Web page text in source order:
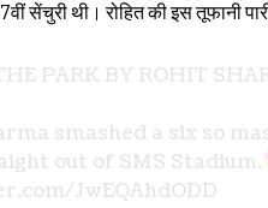
सेंचुरी थी। रोहित की इस तूफानी
PARK BY ROHIT
smashed a six so
out of SMS Stadium.
JwEQAhdODD